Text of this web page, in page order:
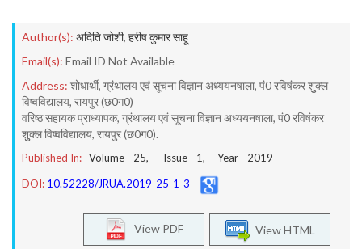
Author(s): अदिति जोशी, हरीष कुमार साहू
Email(s): Email ID Not Available
Address: शोधार्थी, ग्रंथालय एवं सूचना विज्ञान अध्ययनषाला, पं0 रविषंकर शुुक्ल
विष्वविद्यालय, रायपुर (छ0ग0)
वरिष्ठ सहायक प्राध्यापक, ग्रंथालय एवं सूचना विज्ञान अध्ययनषाला, पं0 रविषंकर
शुुक्ल विष्वविद्यालय, रायपुर (छ0ग0).
Published In: Volume - 25, Issue - 1, Year - 2019
DOI: 10.52228/JRUA.2019-25-1-3
View HTML
View PDF